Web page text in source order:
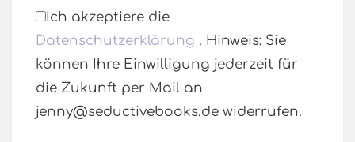
Ich akzeptiere die
Datenschutzerklärung . Hinweis: Sie
können Ihre Einwilligung jederzeit für
die Zukunft per Mail an
jenny@seductivebooks.de widerrufen.